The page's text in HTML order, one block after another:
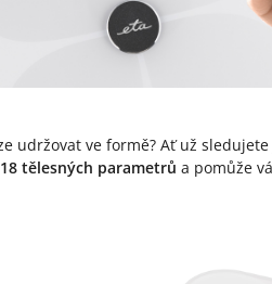
udržovat ve formě? Ať už
18 tělesných parametrů a pomůže